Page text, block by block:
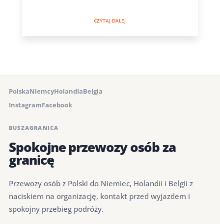
CZYTAJ DALEJ
PolskaNiemcyHolandiaBelgia
InstagramFacebook
BUSZAGRANICA
Spokojne przewozy osób za
granicę
Przewozy osób z Polski do Niemiec, Holandii i Belgii z
naciskiem na organizację, kontakt przed wyjazdem i
spokojny przebieg podróży.